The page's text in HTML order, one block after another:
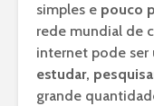
simples e pouco
rede mundial de
internet pode ser
estudar,
grande